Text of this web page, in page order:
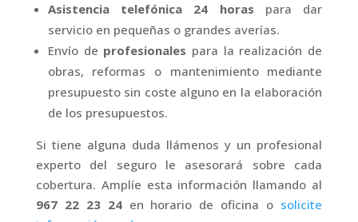
Asistencia telefónica 24 horas para dar
servicio en pequeñas o grandes averías.
Envío de profesionales para la realización de
obras, reformas o mantenimiento mediante
presupuesto sin coste alguno en la elaboración
de los presupuestos.
Si tiene alguna duda llámenos y un profesional
experto del seguro le asesorará sobre cada
cobertura. Amplíe esta información llamando al
967 22 23 24en horario de oficina o solicite